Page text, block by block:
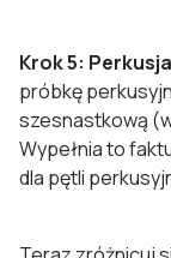
Krok 5:
próbkę
szesnastkową
Wypełnia to
dla pętli